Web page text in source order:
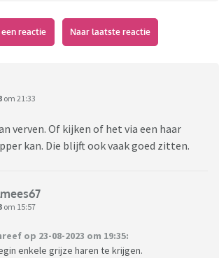
niks mee te beginnen want behoorlijke
als ik niet was staat het alle kanten op). Ik
een kleurspoeling met een paar weken er
Wel verven en dan accepteren dat je dus
Ik vind me te jong om het maar
reactie Naar laatste reactie
om 21:33
verven. Of kijken of het via een haar
kan. Die blijft ook vaak goed zitten.
om 15:57
op 23-08-2023 om 19:35:
enkele grijze haren te krijgen.